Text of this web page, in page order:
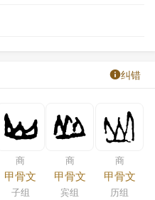
纠错
商
甲骨文
子组
商
甲骨文
宾组
商
甲骨文
历组